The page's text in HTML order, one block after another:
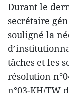
Durant le
secrétaire
souligné la
tâches et les
résolution
n°03-KH/TW